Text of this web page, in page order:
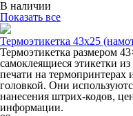
В наличии
Показать все
Термоэтикетка 43х25
Термоэтикетка размером
самоклеящиеся этикетки
печати на термопринтерах
головкой. Они
нанесения штрих-кодов,
информации.